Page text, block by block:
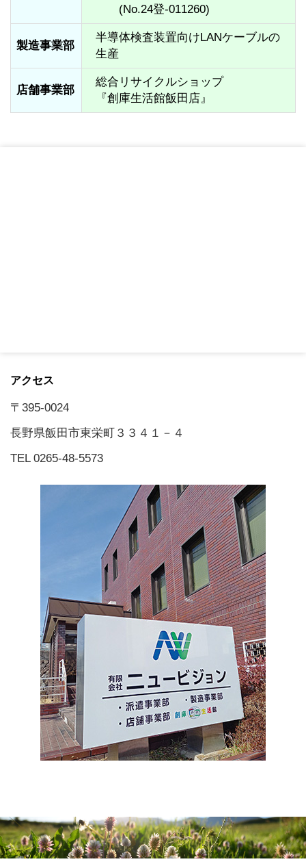
(No.24登-011260)
製造事業部
半導体検査装置向けLANケーブルの
生産
店舗事業部
総合リサイクルショップ
『創庫生活館飯田店』
アクセス
〒395-0024
長野県飯田市東栄町３３４１－４
TEL 0265-48-5573